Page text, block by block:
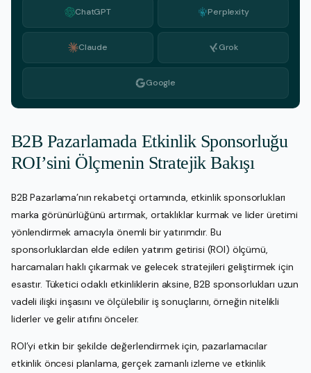
ChatGPT Perplexity
Claude Grok
Google
B2B Pazarlamada Etkinlik Sponsorluğu
ROI’sini Ölçmenin Stratejik Bakışı
B2B Pazarlama’nın rekabetçi ortamında, etkinlik sponsorlukları
marka görünürlüğünü artırmak, ortaklıklar kurmak ve lider üretimi
yönlendirmek amacıyla önemli bir yatırımdır. Bu
sponsorluklardan elde edilen yatırım getirisi (ROI) ölçümü,
harcamaları haklı çıkarmak ve gelecek stratejileri geliştirmek için
esastır. Tüketici odaklı etkinliklerin aksine, B2B sponsorlukları uzun
vadeli ilişki inşasını ve ölçülebilir iş sonuçlarını, örneğin nitelikli
liderler ve gelir atıfını önceler.
ROI’yi etkin bir şekilde değerlendirmek için, pazarlamacılar
etkinlik öncesi planlama, gerçek zamanlı izleme ve etkinlik